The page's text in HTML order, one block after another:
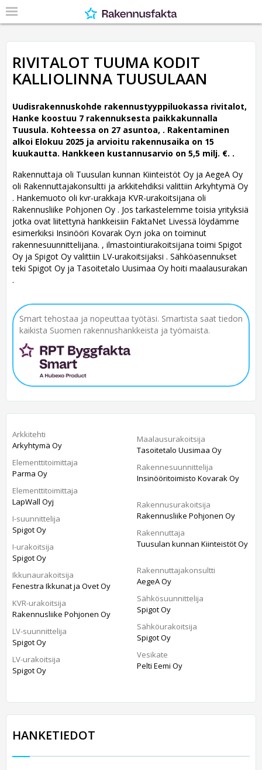
RIVITALOT TUUMA KODIT
KALLIOLINNA TUUSULAAN
Uudisrakennuskohde rakennustyyppiluokassa rivitalot,
Hanke koostuu 7 rakennuksesta paikkakunnalla
Tuusula. Kohteessa on 27 asuntoa, . Rakentaminen
alkoi Elokuu 2025 ja arvioitu rakennusaika on 15
kuukautta. Hankkeen kustannusarvio on 5,5 milj. €. .
Rakennuttaja oli Tuusulan kunnan Kiinteistöt Oy ja AegeA Oy
oli Rakennuttajakonsultti ja arkkitehdiksi valittiin Arkyhtymä Oy
. Hankemuoto oli kvr-urakkaja KVR-urakoitsijana oli
Rakennusliike Pohjonen Oy . Jos tarkastelemme toisia yrityksiä
jotka ovat liitettynä hankkeisiin FaktaNet Livessä löydämme
esimerkiksi Insinööri Kovarak Oy:n joka on toiminut
rakennesuunnittelijana. , ilmastointiurakoitsijana toimi Spigot
Oy ja Spigot Oy valittiin LV-urakoitsijaksi . Sähköasennukset
teki Spigot Oy ja Tasoitetalo Uusimaa Oy hoiti maalausurakan
.
Smart tehostaa ja nopeuttaa työtäsi. Smartista saat tiedon
kaikista Suomen rakennushankkeista ja työmaista.
Arkkitehti
Arkyhtymä Oy
Elementtitoimittaja
Parma Oy
Elementtitoimittaja
LapWall Oyj
I-suunnittelija
Spigot Oy
I-urakoitsija
Spigot Oy
Ikkunaurakoitsija
Fenestra Ikkunat ja Ovet Oy
KVR-urakoitsija
Rakennusliike Pohjonen Oy
LV-suunnittelija
Spigot Oy
LV-urakoitsija
Spigot Oy
Maalausurakoitsija
Tasoitetalo Uusimaa Oy
Rakennesuunnittelija
Insinööritoimisto Kovarak Oy
Rakennusurakoitsija
Rakennusliike Pohjonen Oy
Rakennuttaja
Tuusulan kunnan Kiinteistöt Oy
Rakennuttajakonsultti
AegeA Oy
Sähkösuunnittelija
Spigot Oy
Sähköurakoitsija
Spigot Oy
Vesikate
Pelti Eemi Oy
HANKETIEDOT